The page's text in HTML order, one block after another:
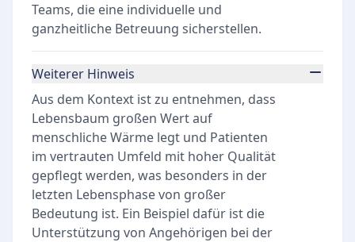
Teams, die eine individuelle und
ganzheitliche Betreuung sicherstellen.
Weiterer Hinweis
Aus dem Kontext ist zu entnehmen, dass
Lebensbaum großen Wert auf
menschliche Wärme legt und Patienten
im vertrauten Umfeld mit hoher Qualität
gepflegt werden, was besonders in der
letzten Lebensphase von großer
Bedeutung ist. Ein Beispiel dafür ist die
Unterstützung von Angehörigen bei der